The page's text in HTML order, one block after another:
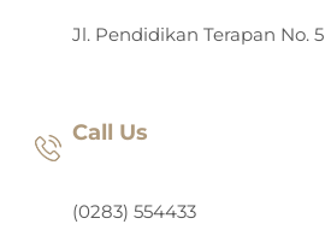
Jl. Pendidikan Terapan No. 5
Call Us
(0283) 554433